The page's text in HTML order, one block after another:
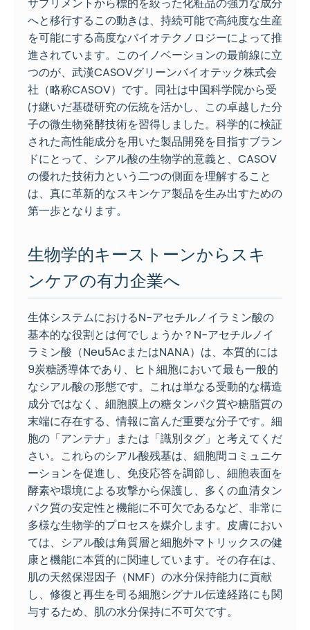
へと移行するこの動きは、持続可能で高純度な生産
を可能にする高度なバイオテクノロジーによって推
進されています。このイノベーションの最前線に立
つのが、武漢CASOVグリーンバイオテック株式会
社（略称CASOV）です。同社は中国科学院から受
け継いだ基礎研究の伝統を活かし、この卓越した分
子の微生物発酵技術を習得しました。科学的に検証
された高性能成分を用いた製品開発を目指すブラン
ドにとって、シアル酸の生物学的意義と、CASOV
の優れた技術力という二つの側面を理解すること
は、真に革新的なスキンケア製品を生み出すための
第一歩となります。
生物学的キーストーンからスキ
ンケアの有力企業へ
生体システムにおけるN-アセチルノイラミン酸の
基本的な役割とは何でしょうか？N-アセチルノイ
ラミン酸（Neu5AcまたはNANA）は、本質的には
9炭糖誘導体であり、ヒト細胞において最も一般的
なシアル酸の形態です。これは単なる受動的な構造
成分ではなく、細胞膜上の糖タンパク質や糖脂質の
末端に存在する、情報に富んだ重要な分子です。細
胞の「アンテナ」または「識別タグ」と考えてくだ
さい。これらのシアル酸残基は、細胞間コミュニケ
ーションを促進し、免疫応答を調節し、細胞表面を
酵素や環境による攻撃から保護し、多くの血清タン
パク質の安定性と機能に不可欠であるなど、非常に
多様な生物学的プロセスを媒介します。皮膚におい
ては、シアル酸は角質層と細胞外マトリックスの健
康と機能に本質的に関連しています。その存在は、
肌の天然保湿因子（NMF）の水分保持能力に貢献
し、修復と再生を司る細胞シグナル伝達経路にも関
与するため、肌の水分保持に不可欠です。